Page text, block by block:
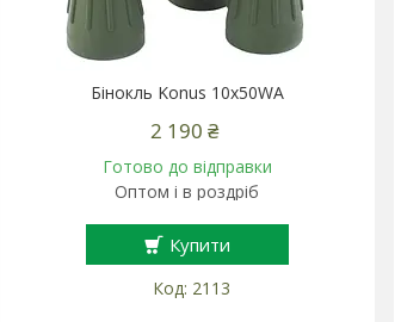
Бінокль Konus 10x50WA
2 190 ₴
Готово до відправки
Оптом і в роздріб
Купити
2113